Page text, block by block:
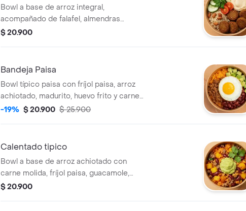
Bowl a base de arroz integral,
acompañado de falafel, almendras
fileteadas, tomate chonto, pepino,
$ 20.900
Bandeja Paisa
Bowl típico paisa con fríjol paisa, arroz
achiotado, madurito, huevo frito y carne
molida.
-19% $ 20.900 $ 25.900
Calentado tipico
Bowl a base de arroz achiotado con
carne molida, fríjol paisa, guacamole,
papa y cilantro.
$ 20.900